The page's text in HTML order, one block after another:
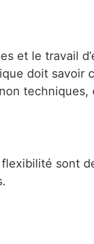
et le travail
doit savoir
techniques,
sont